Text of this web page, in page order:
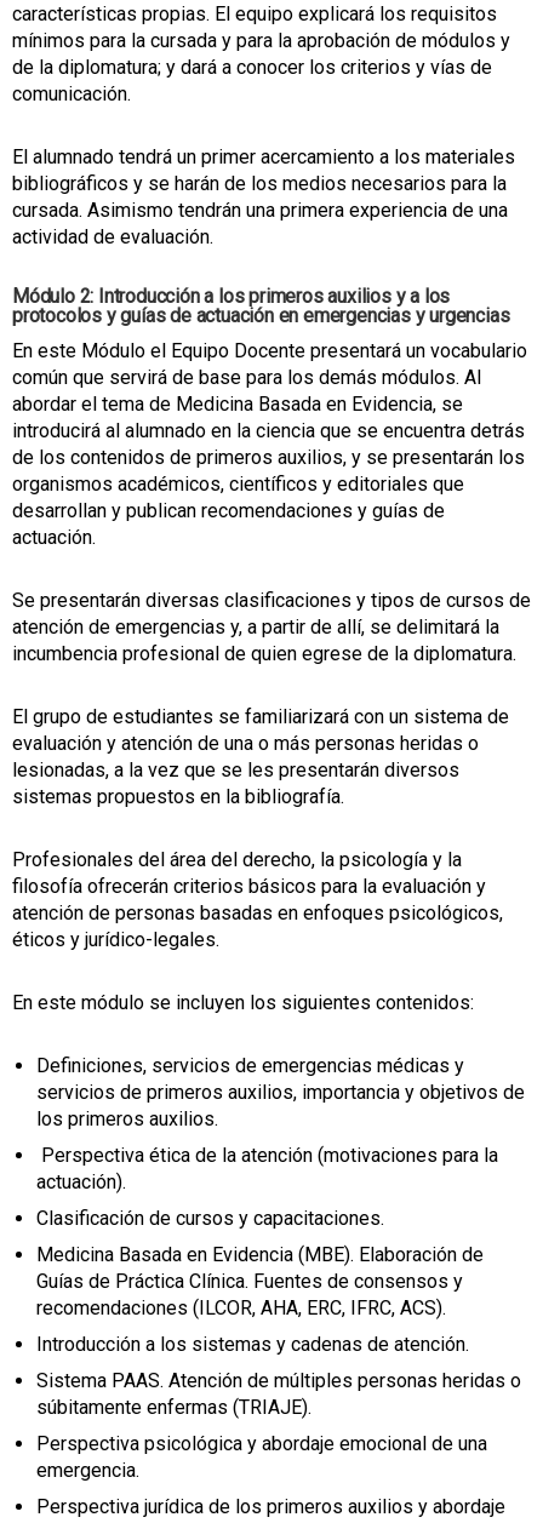
características propias. El equipo explicará los requisitos
mínimos para la cursada y para la aprobación de módulos y
de la diplomatura; y dará a conocer los criterios y vías de
comunicación.
El alumnado tendrá un primer acercamiento a los materiales
bibliográficos y se harán de los medios necesarios para la
cursada. Asimismo tendrán una primera experiencia de una
actividad de evaluación.
Módulo 2: Introducción a los primeros auxilios y a los
protocolos y guías de actuación en emergencias y urgencias
En este Módulo el Equipo Docente presentará un vocabulario
común que servirá de base para los demás módulos. Al
abordar el tema de Medicina Basada en Evidencia, se
introducirá al alumnado en la ciencia que se encuentra detrás
de los contenidos de primeros auxilios, y se presentarán los
organismos académicos, científicos y editoriales que
desarrollan y publican recomendaciones y guías de
actuación.
Se presentarán diversas clasificaciones y tipos de cursos de
atención de emergencias y, a partir de allí, se delimitará la
incumbencia profesional de quien egrese de la diplomatura.
El grupo de estudiantes se familiarizará con un sistema de
evaluación y atención de una o más personas heridas o
lesionadas, a la vez que se les presentarán diversos
sistemas propuestos en la bibliografía.
Profesionales del área del derecho, la psicología y la
filosofía ofrecerán criterios básicos para la evaluación y
atención de personas basadas en enfoques psicológicos,
éticos y jurídico-legales.
En este módulo se incluyen los siguientes contenidos:
Definiciones, servicios de emergencias médicas y
servicios de primeros auxilios, importancia y objetivos de
los primeros auxilios.
Perspectiva ética de la atención (motivaciones para la
actuación).
Clasificación de cursos y capacitaciones.
Medicina Basada en Evidencia (MBE). Elaboración de
Guías de Práctica Clínica. Fuentes de consensos y
recomendaciones (ILCOR, AHA, ERC, IFRC, ACS).
Introducción a los sistemas y cadenas de atención.
Sistema PAAS. Atención de múltiples personas heridas o
súbitamente enfermas (TRIAJE).
Perspectiva psicológica y abordaje emocional de una
emergencia.
Perspectiva jurídica de los primeros auxilios y abordaje